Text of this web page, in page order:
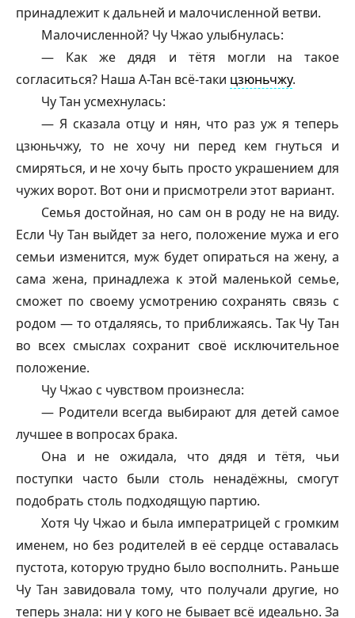
принадлежит к дальней и малочисленной ветви.
Малочисленной? Чу Чжао улыбнулась:
— Как же дядя и тётя могли на такое
согласиться? Наша А-Тан всё-таки цзюньчжу.
Чу Тан усмехнулась:
— Я сказала отцу и нян, что раз уж я теперь
цзюньчжу, то не хочу ни перед кем гнуться и
смиряться, и не хочу быть просто украшением для
чужих ворот. Вот они и присмотрели этот вариант.
Семья достойная, но сам он в роду не на виду.
Если Чу Тан выйдет за него, положение мужа и его
семьи изменится, муж будет опираться на жену, а
сама жена, принадлежа к этой маленькой семье,
сможет по своему усмотрению сохранять связь с
родом — то отдаляясь, то приближаясь. Так Чу Тан
во всех смыслах сохранит своё исключительное
положение.
Чу Чжао с чувством произнесла:
— Родители всегда выбирают для детей самое
лучшее в вопросах брака.
Она и не ожидала, что дядя и тётя, чьи
поступки часто были столь ненадёжны, смогут
подобрать столь подходящую партию.
Хотя Чу Чжао и была императрицей с громким
именем, но без родителей в её сердце оставалась
пустота, которую трудно было восполнить. Раньше
Чу Тан завидовала тому, что получали другие, но
теперь знала: ни у кого не бывает всё идеально. За